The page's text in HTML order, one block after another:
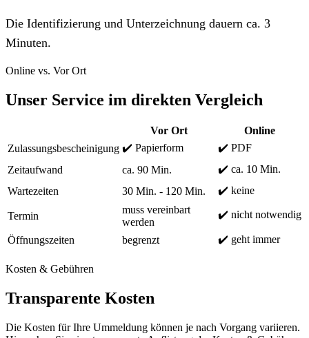
Die Identifizierung und Unterzeichnung dauern ca. 3
Minuten.
Online vs. Vor Ort
Unser Service im direkten Vergleich
Vor Ort
Online
Zulassungsbescheinigung ✔️ Papierform
✔️ PDF
Zeitaufwand
ca. 90 Min.
✔️ ca. 10 Min.
Wartezeiten
30 Min. - 120 Min. ✔️ keine
Termin
muss vereinbart
werden
✔️ nicht notwendig
Öffnungszeiten begrenzt ✔️ geht immer
Kosten & Gebühren
Transparente Kosten
Die Kosten für Ihre Ummeldung können je nach Vorgang variieren.